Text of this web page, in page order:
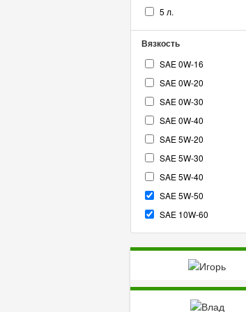
5 л.
Вязкость
SAE 0W-16
SAE 0W-20
SAE 0W-30
SAE 0W-40
SAE 5W-20
SAE 5W-30
SAE 5W-40
SAE 5W-50
SAE 10W-60